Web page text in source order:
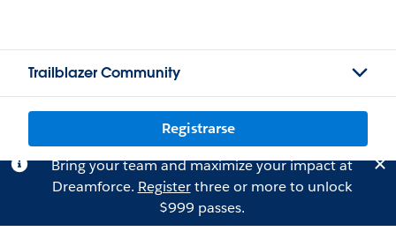
Trailblazer Community
Registrarse
Bring your team and maximize your impact at
Dreamforce. Registerthree or more to unlock
$999 passes.